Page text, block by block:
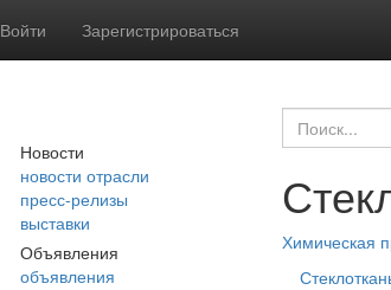
Войти Зарегистрироваться
Новости
новости отрасли
пресс-релизы
выставки
Объявления
объявления
Химическая